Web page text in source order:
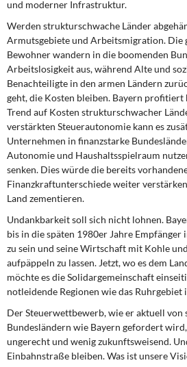
und moderner Infrastruktur.
Werden strukturschwache Länder
Armutsgebiete und Arbeitsmigration. Die
Bewohner wandern in die boomenden
Arbeitslosigkeit aus, während Alte und
Benachteiligte in den armen Ländern
geht, die Kosten bleiben. Bayern profitiert
Trend auf Kosten strukturschwacher
verstärkten Steuerautonomie kann es
Unternehmen in finanzstarke
Autonomie und Haushaltsspielraum
senken. Dies würde die bereits
Finanzkraftunterschiede weiter
Land zementieren.
Undankbarkeit soll sich nicht lohnen.
bis in die späten 1980er Jahre Empfänger
zu sein und seine Wirtschaft mit Kohle
aufpäppeln zu lassen. Jetzt, wo es dem
möchte es die Solidargemeinschaft
notleidende Regionen wie das Ruhrgebiet
Der Steuerwettbewerb, wie er aktuell
Bundesländern wie Bayern gefordert
ungerecht und wenig zukunftsweisend.
Einbahnstraße bleiben. Was ist unsere